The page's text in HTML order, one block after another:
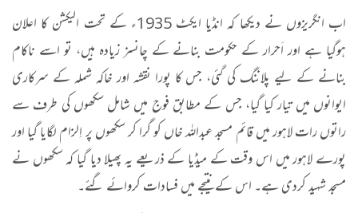
اب انگریزوں نے دیکھا کہ انڈیا ایکٹ 1935ء کے تحت الیکشن کا اعلان
ہوگیا ہے اور اَحرار کے حکومت بنانے کے چانسز زیادہ ہیں، تو اسے ناکام
بنانے کے لیے پلاننگ کی گئی، جس کا پورا نقشہ اور خاکہ شملہ کے سرکاری
ایوانوں میں تیار کیا گیا، جس کے مطابق فوج میں شامل سکھوں کی طرف سے
راتوں رات لاہور میں قائم مسجد عبداللہ خاں کو گرا کر سکھوں پر اِلزام لگایا گیا اور
پورے لاہور میں اس وقت کے میڈیا کے ذریعے یہ پھیلا دیا گیا کہ سکھوں نے
مسجد شہید کردی ہے۔ اس کے نتیجے میں فسادات کروائے گئے۔